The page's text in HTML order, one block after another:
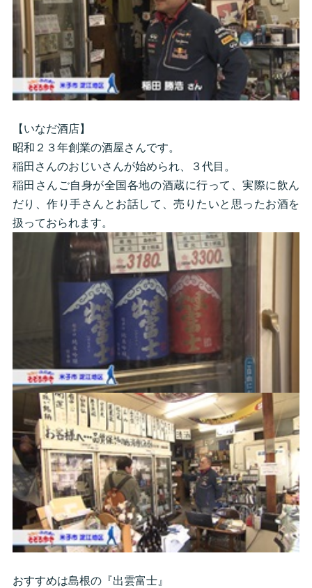
【いなだ酒店】
昭和２３年創業の酒屋さんです。
稲田さんのおじいさんが始められ、３代目。
稲田さんご自身が全国各地の酒蔵に行って、実際に飲ん
だり、作り手さんとお話して、売りたいと思ったお酒を
扱っておられます。
おすすめは島根の『出雲富士』